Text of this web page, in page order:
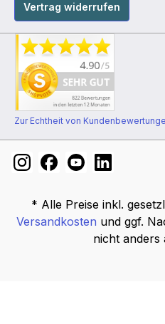
Vertrag widerrufen
Zur Echtheit von
* Alle Preise inkl.
Versandkosten und ggf.
nicht anders